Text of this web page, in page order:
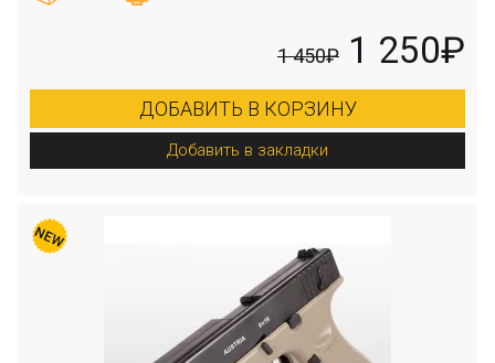
1 450₽ 1 250₽
ДОБАВИТЬ В КОРЗИНУ
Добавить в закладки